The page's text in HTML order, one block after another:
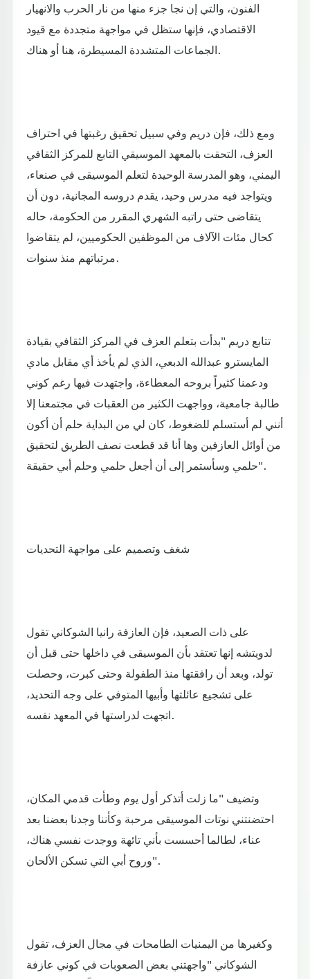
الفنون، والتي إن نجا جزء منها من نار الحرب والانهيار
الاقتصادي، فإنها ستظل في مواجهة متجددة مع قيود
الجماعات المتشددة المسيطرة، هنا أو هناك.
ومع ذلك، فإن دريم وفي سبيل تحقيق رغبتها في احتراف
العزف، التحقت بالمعهد الموسيقي التابع للمركز الثقافي
اليمني، وهو المدرسة الوحيدة لتعلم الموسيقى في صنعاء،
ويتواجد فيه مدرس وحيد، يقدم دروسه المجانية، دون أن
يتقاضى حتى راتبه الشهري المقرر من الحكومة، حاله
كحال مئات الآلاف من الموظفين الحكوميين، لم يتقاضوا
مرتباتهم منذ سنوات.
تتابع دريم "بدأت بتعلم العزف في المركز الثقافي بقيادة
المايسترو عبدالله الدبعي، الذي لم يأخذ أي مقابل مادي
ودعمنا كثيراً بروحه المعطاءة، واجتهدت فيها رغم كوني
طالبة جامعية، وواجهت الكثير من العقبات في مجتمعنا إلا
أنني لم أستسلم للضغوط، كان لي من البداية حلم أن أكون
من أوائل العازفين وها أنا قد قطعت نصف الطريق لتحقيق
حلمي وسأستمر إلى أن أجعل حلمي وحلم أبي حقيقة".
شغف وتصميم على مواجهة التحديات
على ذات الصعيد، فإن العازفة رانيا الشوكاني تقول
لدويتشه إنها تعتقد بأن الموسيقى في داخلها حتى قبل أن
تولد، وبعد أن رافقتها منذ الطفولة وحتى كبرت، وحصلت
على تشجيع عائلتها وأبيها المتوفي على وجه التحديد،
اتجهت لدراستها في المعهد نفسه.
وتضيف "ما زلت أتذكر أول يوم وطأت قدمي المكان،
احتضنتني نوتات الموسيقى مرحبة وكأننا وجدنا بعضنا بعد
عناء، لطالما أحسست بأني تائهة ووجدت نفسي هناك،
وروح أبي التي تسكن الألحان".
وكغيرها من اليمنيات الطامحات في مجال العزف، تقول
الشوكاني "واجهتني بعض الصعوبات في كوني عازفة